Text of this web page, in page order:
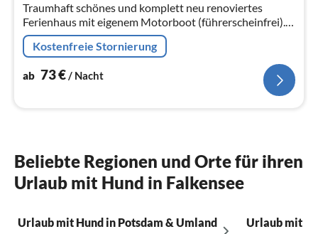
Traumhaft schönes und komplett neu renoviertes
Ferienhaus mit eigenem Motorboot (führerscheinfrei).
Ideal zur Entspannung und Erholung.
Kostenfreie Stornierung
ab 73€/ Nacht
Beliebte Regionen und Orte für ihren
Urlaub mit Hund in Falkensee
Urlaub mit Hund in Potsdam & Umland Urlaub mit